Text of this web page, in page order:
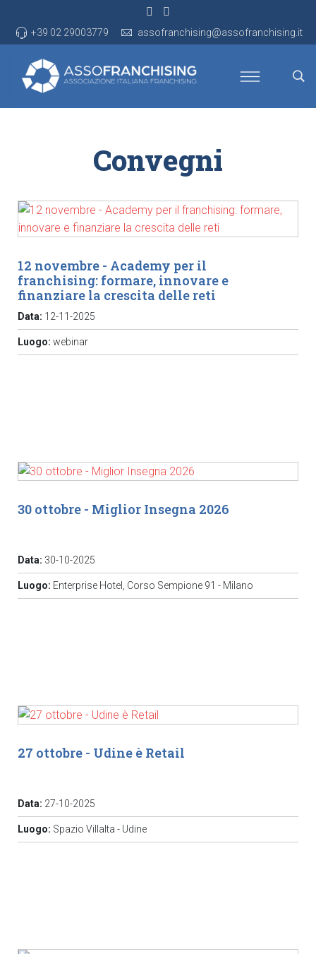
+39 02 29003779 assofranchising@assofranchising.it
Convegni
12 novembre - Academy per il
franchising: formare, innovare e
finanziare la crescita delle reti
Data: 12-11-2025
Luogo: webinar
30 ottobre - Miglior Insegna 2026
Data: 30-10-2025
Luogo: Enterprise Hotel, Corso Sempione 91 - Milano
27 ottobre - Udine è Retail
Data: 27-10-2025
Luogo: Spazio Villalta - Udine